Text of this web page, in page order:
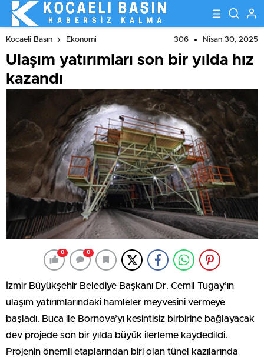
Kocaeli Basın Ekonomi 306 Nisan 30, 2025
Ulaşım yatırımları son bir yılda hız
kazandı
0 0
İzmir Büyükşehir Belediye Başkanı Dr. Cemil Tugay’ın
ulaşım yatırımlarındaki hamleler meyvesini vermeye
başladı. Buca ile Bornova’yı kesintisiz birbirine bağlayacak
dev projede son bir yılda büyük ilerleme kaydedildi.
Projenin önemli etaplarından biri olan tünel kazılarında